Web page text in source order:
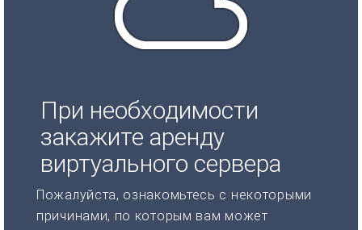
При необходимости
закажите аренду
виртуального сервера
Пожалуйста, ознакомьтесь с некоторыми
причинами, по которым вам может